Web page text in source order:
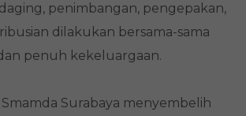
penimbangan, pengepakan,
dilakukan bersama-sama
penuh kekeluargaan.
Surabaya menyembelih